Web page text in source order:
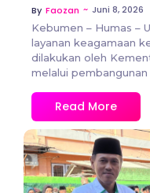
By Faozan ~ Juni 8, 2026
Kebumen – Humas –
layanan keagamaan
dilakukan oleh
melalui pembangunan
Read More